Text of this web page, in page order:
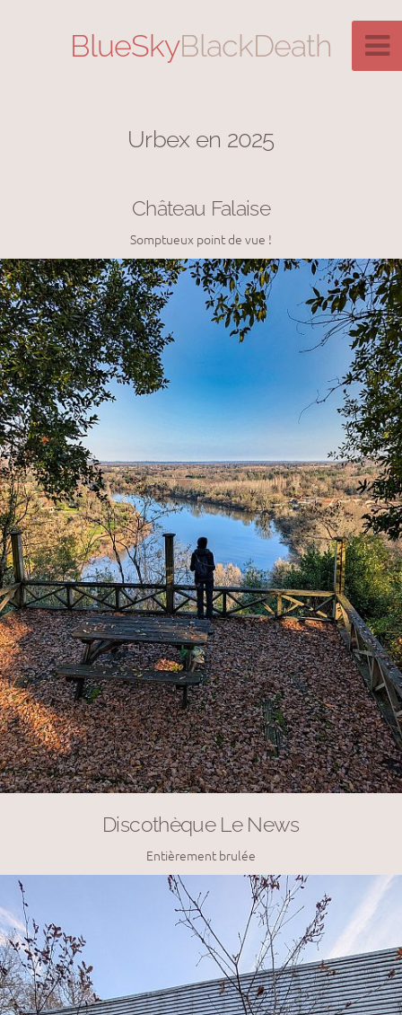
BlueSkyBlackDeath
Urbex en 2025
Château Falaise
Somptueux point de vue !
Discothèque Le News
Entièrement brulée